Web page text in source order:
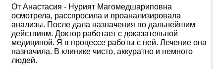
От Анастасия - Нурият Магомедшариповна
осмотрела, расспросила и проанализировала
анализы. После дала назначения по дальнейшим
действиям. Доктор работает с доказательной
медициной. Я в процессе работы с ней. Лечение она
назначила. В клинике чисто, аккуратно и немного
людей.